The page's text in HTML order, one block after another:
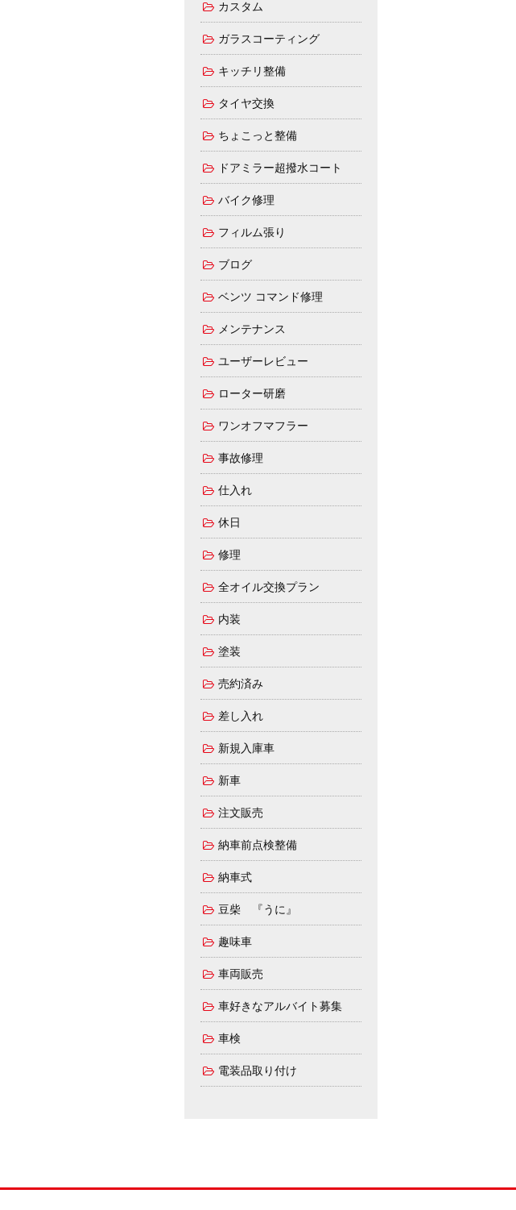
カスタム
ガラスコーティング
キッチリ整備
タイヤ交換
ちょこっと整備
ドアミラー超撥水コート
バイク修理
フィルム張り
ブログ
ベンツ コマンド修理
メンテナンス
ユーザーレビュー
ローター研磨
ワンオフマフラー
事故修理
仕入れ
休日
修理
全オイル交換プラン
内装
塗装
売約済み
差し入れ
新規入庫車
新車
注文販売
納車前点検整備
納車式
豆柴 『うに』
趣味車
車両販売
車好きなアルバイト募集
車検
電装品取り付け